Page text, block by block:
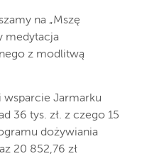
na „Mszę
medytacja
z modlitwą
wsparcie Jarmarku
36 tys. zł. z czego 15
dożywiania
20 852,76 zł